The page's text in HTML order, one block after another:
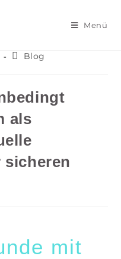
Menü
Blog
als
sicheren
mit